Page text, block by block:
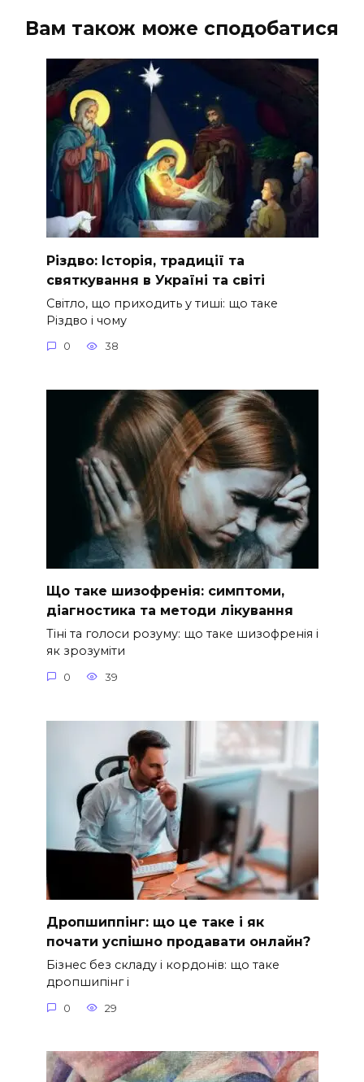
Вам також може сподобатися
Різдво: Історія, традиції та
святкування в Україні та світі
Світло, що приходить у тиші: що таке
Різдво і чому
0 38
Що таке шизофренія: симптоми,
діагностика та методи лікування
Тіні та голоси розуму: що таке шизофренія і
як зрозуміти
0 39
Дропшиппінг: що це таке і як
почати успішно продавати онлайн?
Бізнес без складу і кордонів: що таке
дропшипінг і
0 29